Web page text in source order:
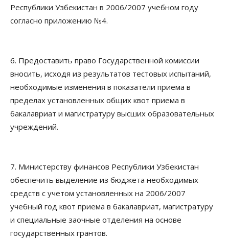
Республики Узбекистан в 2006/2007 учебном году
согласно приложению №4.
6. Предоставить право Государственной комиссии
вносить, исходя из результатов тестовых испытаний,
необходимые изменения в показатели приема в
пределах установленных общих квот приема в
бакалавриат и магистратуру высших образовательных
учреждений.
7. Министерству финансов Республики Узбекистан
обеспечить выделение из бюджета необходимых
средств с учетом установленных на 2006/2007
учебный год квот приема в бакалавриат, магистратуру
и специальные заочные отделения на основе
государственных грантов.